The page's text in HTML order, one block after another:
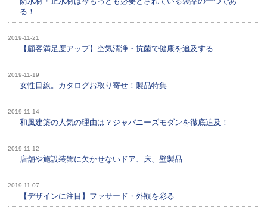
る！
2019-11-21
【顧客満足度アップ】空気清浄・抗菌で健康を追及する
2019-11-19
女性目線。カタログお取り寄せ！製品特集
2019-11-14
和風建築の人気の理由は？ジャパニーズモダンを徹底追及！
2019-11-12
店舗や施設装飾に欠かせないドア、床、壁製品
2019-11-07
【デザインに注目】ファサード・外観を彩る